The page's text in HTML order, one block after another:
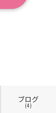
ブログ
(4)